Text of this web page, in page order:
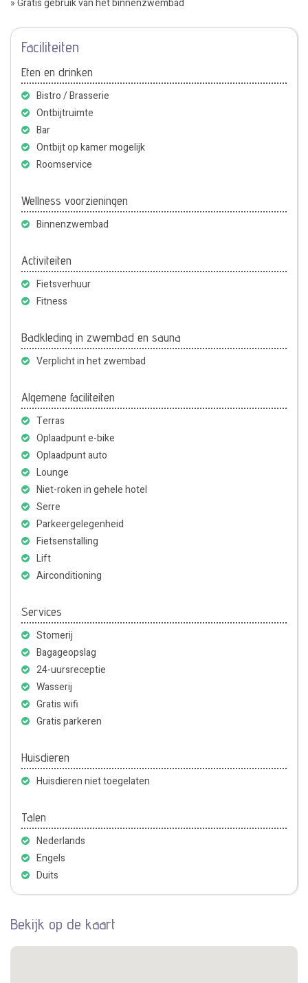
» Gratis gebruik van het binnenzwembad
Faciliteiten
Eten en drinken
Bistro / Brasserie
Ontbijtruimte
Bar
Ontbijt op kamer mogelijk
Roomservice
Wellness voorzieningen
Binnenzwembad
Activiteiten
Fietsverhuur
Fitness
Badkleding in zwembad en sauna
Verplicht in het zwembad
Algemene faciliteiten
Terras
Oplaadpunt e-bike
Oplaadpunt auto
Lounge
Niet-roken in gehele hotel
Serre
Parkeergelegenheid
Fietsenstalling
Lift
Airconditioning
Services
Stomerij
Bagageopslag
24-uursreceptie
Wasserij
Gratis wifi
Gratis parkeren
Huisdieren
Huisdieren niet toegelaten
Talen
Nederlands
Engels
Duits
Bekijk op de kaart